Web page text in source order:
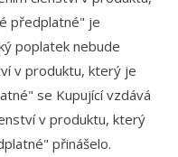
předplatné" je
poplatek nebude
v produktu, který je
se Kupující vzdává
v produktu, který
přinášelo.